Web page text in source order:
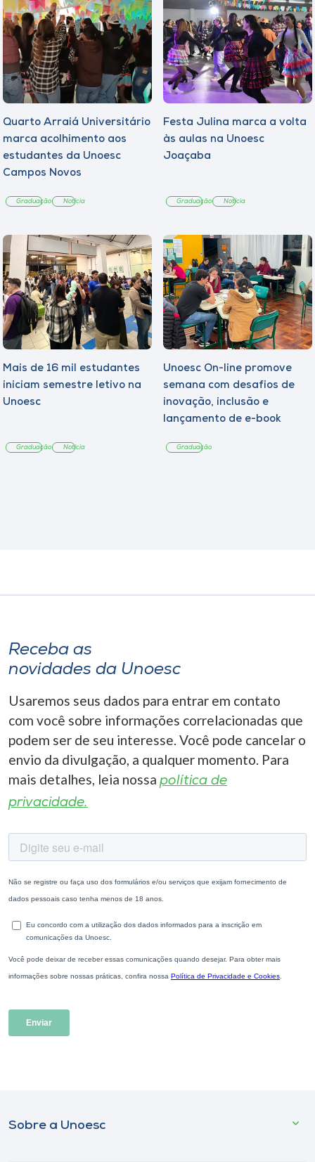
Quarto Arraiá Universitário
marca acolhimento aos
estudantes da Unoesc
Campos Novos
Graduação Notícia
Festa Julina marca a volta
às aulas na Unoesc
Joaçaba
Graduação Notícia
Mais de 16 mil estudantes
iniciam semestre letivo na
Unoesc
Graduação Notícia
Unoesc On-line promove
semana com desafios de
inovação, inclusão e
lançamento de e-book
Graduação
Receba as
novidades da Unoesc
Usaremos seus dados para entrar em contato
com você sobre informações correlacionadas que
podem ser de seu interesse. Você pode cancelar o
envio da divulgação, a qualquer momento. Para
mais detalhes, leia nossa política de
privacidade.
Sobre a Unoesc